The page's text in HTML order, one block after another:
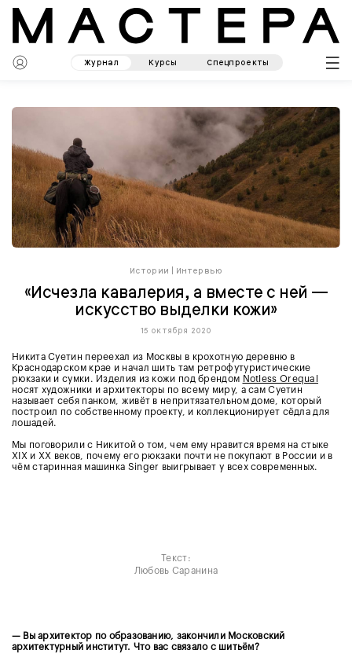
Журнал Курсы Спецпроекты
Истории Интервью
«Исчезла кавалерия, а вместе с ней —
искусство выделки кожи»
15 октября 2020
Никита Суетин переехал из Москвы в крохотную деревню в
Краснодарском крае и начал шить там ретрофутуристические
рюкзаки и сумки. Изделия из кожи под брендом Notless Orequal
носят художники и архитекторы по всему миру, а сам Суетин
называет себя панком, живёт в непритязательном доме, который
построил по собственному проекту, и коллекционирует сёдла для
лошадей.
Мы поговорили с Никитой о том, чем ему нравится время на стыке
XIX и XX веков, почему его рюкзаки почти не покупают в России и в
чём старинная машинка Singer выигрывает у всех современных.
Текст:
Любовь Саранина
— Вы архитектор по образованию, закончили Московский
архитектурный институт. Что вас связало с шитьём?